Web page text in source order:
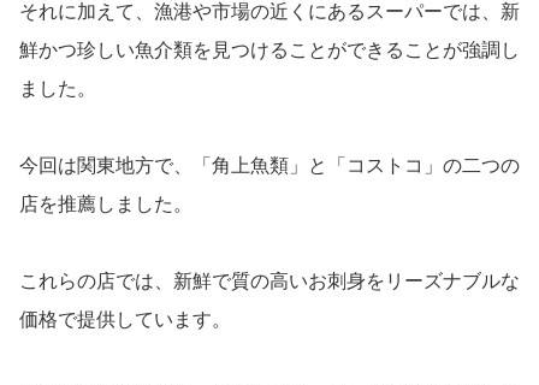
それに加えて、漁港や市場の近くにあるスーパーでは、新
鮮かつ珍しい魚介類を見つけることができることが強調し
ました。
今回は関東地方で、「角上魚類」と「コストコ」の二つの
店を推薦しました。
これらの店では、新鮮で質の高いお刺身をリーズナブルな
価格で提供しています。